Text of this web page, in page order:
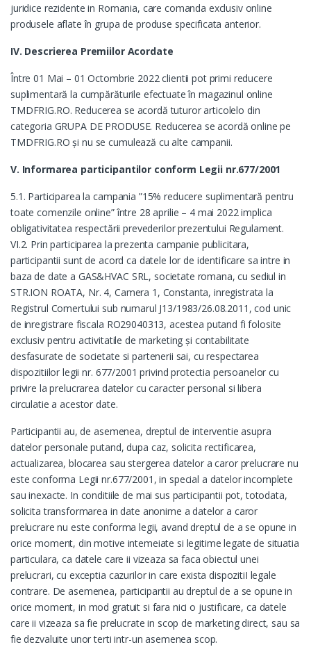
juridice rezidente in Romania, care comanda exclusiv online
produsele aflate în grupa de produse specificata anterior.
IV. Descrierea Premiilor Acordate
Între 01 Mai – 01 Octombrie 2022 clientii pot primi reducere
suplimentară la cumpărăturile efectuate în magazinul online
TMDFRIG.RO. Reducerea se acordă tuturor articolelo din
categoria GRUPA DE PRODUSE. Reducerea se acordă online pe
TMDFRIG.RO și nu se cumulează cu alte campanii.
V. Informarea participantilor conform Legii nr.677/2001
5.1. Participarea la campania ”15% reducere suplimentară pentru
toate comenzile online” între 28 aprilie – 4 mai 2022 implica
obligativitatea respectării prevederilor prezentului Regulament.
VI.2. Prin participarea la prezenta campanie publicitara,
participantii sunt de acord ca datele lor de identificare sa intre in
baza de date a GAS&HVAC SRL, societate romana, cu sediul in
STR.ION ROATA, Nr. 4, Camera 1, Constanta, inregistrata la
Registrul Comertului sub numarul J13/1983/26.08.2011, cod unic
de inregistrare fiscala RO29040313, acestea putand fi folosite
exclusiv pentru activitatile de marketing şi contabilitate
desfasurate de societate si partenerii sai, cu respectarea
dispozitiilor legii nr. 677/2001 privind protectia persoanelor cu
privire la prelucrarea datelor cu caracter personal si libera
circulatie a acestor date.
Participantii au, de asemenea, dreptul de interventie asupra
datelor personale putand, dupa caz, solicita rectificarea,
actualizarea, blocarea sau stergerea datelor a caror prelucrare nu
este conforma Legii nr.677/2001, in special a datelor incomplete
sau inexacte. In conditiile de mai sus participantii pot, totodata,
solicita transformarea in date anonime a datelor a caror
prelucrare nu este conforma legii, avand dreptul de a se opune in
orice moment, din motive intemeiate si legitime legate de situatia
particulara, ca datele care ii vizeaza sa faca obiectul unei
prelucrari, cu exceptia cazurilor in care exista dispozitiI legale
contrare. De asemenea, participantii au dreptul de a se opune in
orice moment, in mod gratuit si fara nici o justificare, ca datele
care ii vizeaza sa fie prelucrate in scop de marketing direct, sau sa
fie dezvaluite unor terti intr-un asemenea scop.